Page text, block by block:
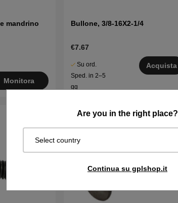
Are you in the right place?
Select country
Continua su gplshop.it
mandrino
Monitora
Bullone, 3/8-16X2-1/4
€7.67
Su ord.
Sped. in 2–5
gg
Acquista